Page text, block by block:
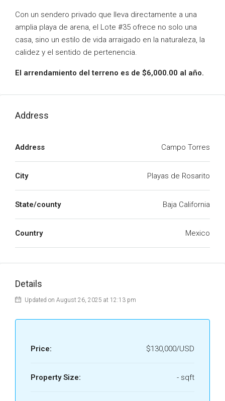
Con un sendero privado que lleva directamente a una
amplia playa de arena, el Lote #35 ofrece no solo una
casa, sino un estilo de vida arraigado en la naturaleza, la
calidez y el sentido de pertenencia.
El arrendamiento del terreno es de $6,000.00 al año.
Address
Address Campo Torres
City Playas de Rosarito
State/county Baja California
Country Mexico
Details
Updated on August 26, 2025 at 12:13 pm
Price: $130,000/USD
Property Size: - sqft